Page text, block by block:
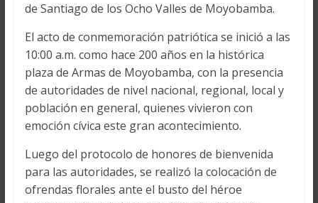
de Santiago de los Ocho Valles de Moyobamba.
El acto de conmemoración patriótica se inició a las
10:00 a.m. como hace 200 años en la histórica
plaza de Armas de Moyobamba, con la presencia
de autoridades de nivel nacional, regional, local y
población en general, quienes vivieron con
emoción cívica este gran acontecimiento.
Luego del protocolo de honores de bienvenida
para las autoridades, se realizó la colocación de
ofrendas florales ante el busto del héroe